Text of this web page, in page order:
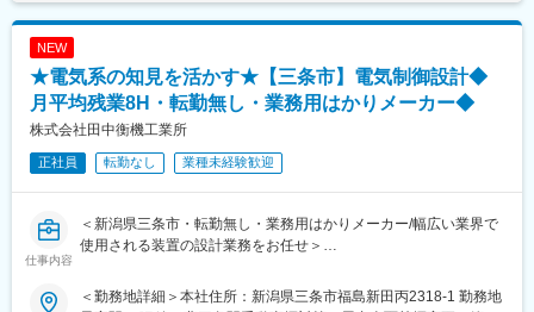
■打ち合わせ～企画～納品までの期間について
お客様が指定した商品（このメーカのこの商品）などの場合は納
品まで数週間ほどです。工事が必要な案件やオーダーメイド品と
て違いはありますが、おおよそ３か月から半年ほどお客様と帆走
ユニークプロジェクトが由来となっている｢ユニプロ事業｣は、他
社にない｢商社の工事部門｣です。規格品では対応できない顧客要
ド提案で課題を解決しています。
NEW
★電気系の知見を活かす★【三条市】電気制御設計◆
月平均残業8H・転勤無し・業務用はかりメーカー◆
株式会社田中衡機工業所
正社員 転勤なし 業種未経験歓迎
仕事内容
＜新潟県三条市・転勤無し・業務用はかりメーカー/幅広い業界で
使用される装置の設計業務をお任せ＞
■製品例
＜勤務地詳細＞本社住所：新潟県三条市福島新田丙2318-1 勤務地